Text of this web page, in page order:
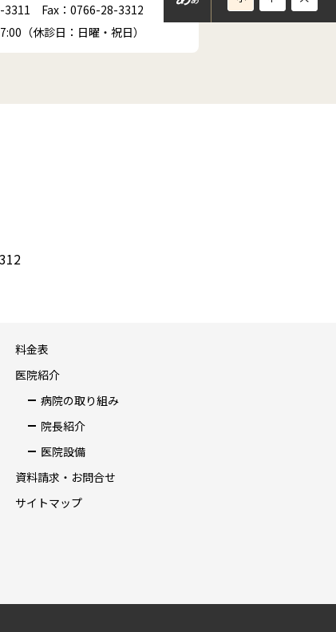
3311 Fax：0766-28-3312
（休診日：日曜・祝日）
料金表
医院紹介
病院の取り組み
院長紹介
医院設備
資料請求・お問合せ
サイトマップ